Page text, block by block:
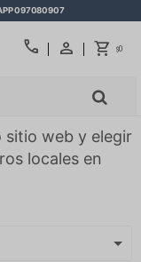
097080907
call $0
sitio web y elegir
locales en